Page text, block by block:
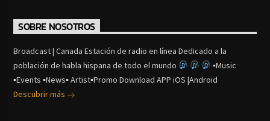
SOBRE NOSOTROS
Broadcast | Canada Estación de radio en línea Dedicado a la
población de habla hispana de todo el mundo
▪Music
▪Events ▪News▪ Artist▪Promo Download APP iOS |Android
Descubrir más